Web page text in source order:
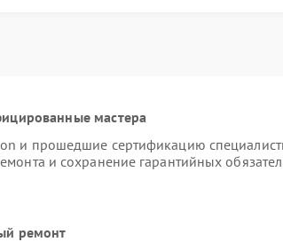
мастера
и прошедшие сертификацию
и сохранение гарантийных
ремонт